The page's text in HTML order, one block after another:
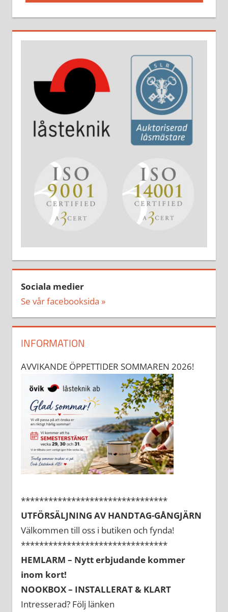
Sociala medier
Se vår facebooksida »
INFORMATION
AVVIKANDE ÖPPETTIDER SOMMAREN 2026!
********************************
UTFÖRSÄLJNING AV HANDTAG-GÅNGJÄRN
Välkommen till oss i butiken och fynda!
********************************
HEMLARM – Nytt erbjudande kommer
inom kort!
NOOKBOX – INSTALLERAT & KLART
Intresserad? Följ länken